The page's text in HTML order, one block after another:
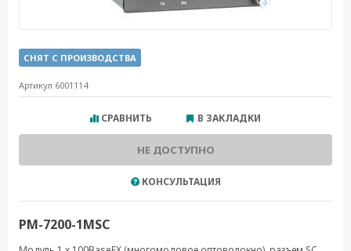
СНЯТ С ПРОИЗВОДСТВА
Артикул 6001114
СРАВНИТЬ В ЗАКЛАДКИ
НЕ ДОСТУПНО
КОНСУЛЬТАЦИЯ
PM-7200-1MSC